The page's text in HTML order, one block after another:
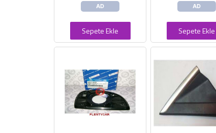
AD
Sepete Ekle
AD
Sepete Ekle